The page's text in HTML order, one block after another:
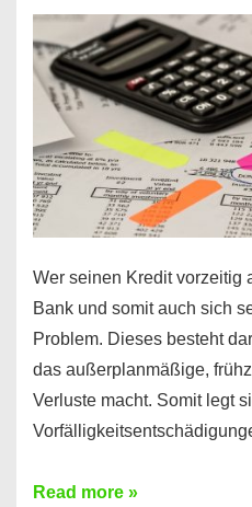
Mit
diesen
Regeln!
Wer seinen Kredit vorzeitig
Bank und somit auch sich
Problem. Dieses besteht
das außerplanmäßige,
Verluste macht. Somit legt
Kredit
Read more »